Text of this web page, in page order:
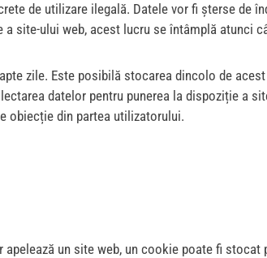
de utilizare ilegală. Datele vor fi șterse de
site-ului web, acest lucru se întâmplă atunci
zile. Este posibilă stocarea dincolo de
datelor pentru punerea la dispoziție a
obiecție din partea utilizatorului.
un site web, un cookie poate fi